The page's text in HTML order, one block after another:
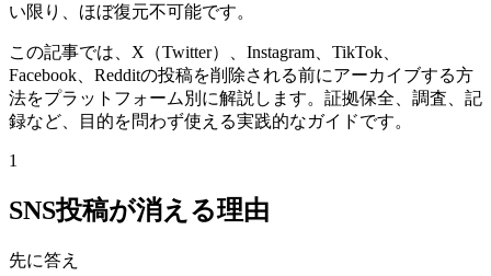
い限り、ほぼ復元不可能です。
この記事では、X（Twitter）、Instagram、TikTok、
Facebook、Redditの投稿を削除される前にアーカイブする方
法をプラットフォーム別に解説します。証拠保全、調査、記
録など、目的を問わず使える実践的なガイドです。
1
SNS投稿が消える理由
先に答え